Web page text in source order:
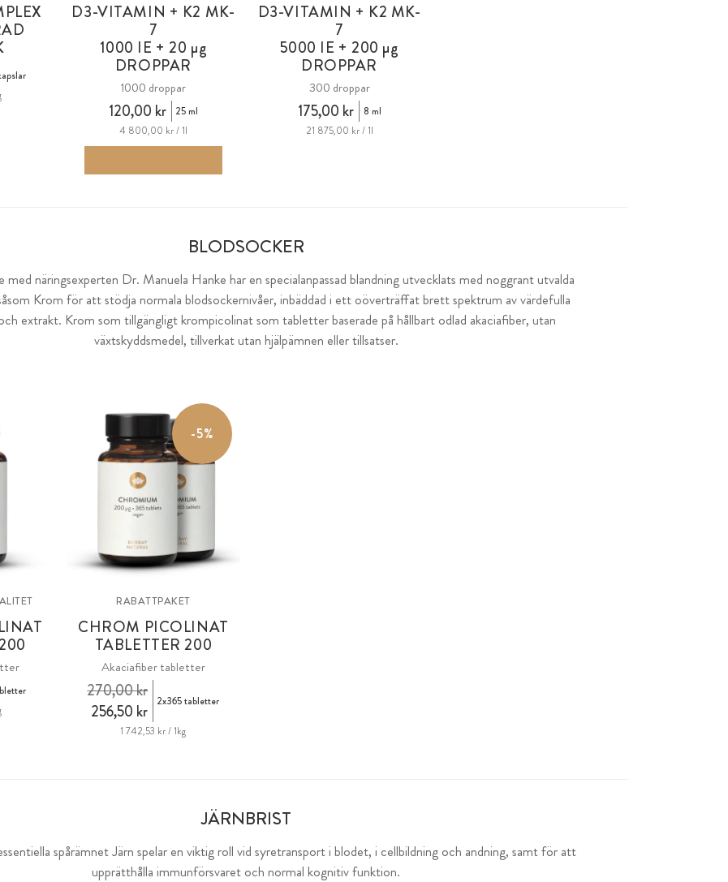
D3-VITAMIN + K2 MK-
7
1000 IE +20 µg
DROPPAR
1000 droppar
120,00 kr
25 ml
4 800,00 kr / 1l
D3-VITAMIN + K2 MK-
7
5000 IE +200 µg
DROPPAR
300 droppar
175,00 kr
8 ml
21 875,00 kr / 1l
BLODSOCKER
med näringsexperten Dr. Manuela Hanke har en specialanpassad blandning utvecklats med noggrant utvalda
Krom för att stödja normala blodsockernivåer, inbäddad i ett oöverträffat brett spektrum av värdefulla
extrakt. Krom som tillgängligt krompicolinat som tabletter baserade på hållbart odlad akaciafiber, utan
växtskyddsmedel, tillverkat utan hjälpämnen eller tillsatser.
-5%
RABATTPAKET
CHROM PICOLINAT
TABLETTER 200
Akaciafiber tabletter
256,50 kr
270,00 kr 2x365 tabletter
1 742,53 kr / 1kg
JÄRNBRIST
spårämnet Järn spelar en viktig roll vid syretransport i blodet, i cellbildning och andning, samt för att
upprätthålla immunförsvaret och normal kognitiv funktion.